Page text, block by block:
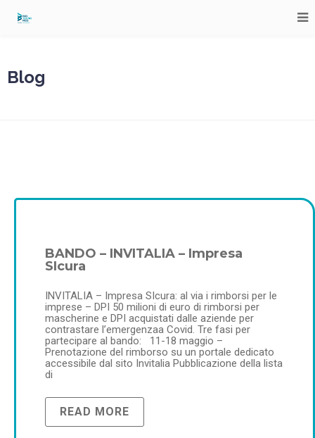
Blog
BANDO – INVITALIA – Impresa
SIcura
INVITALIA – Impresa SIcura: al via i rimborsi per le
imprese – DPI 50 milioni di euro di rimborsi per
mascherine e DPI acquistati dalle aziende per
contrastare l’emergenzaa Covid. Tre fasi per
partecipare al bando: 11-18 maggio –
Prenotazione del rimborso su un portale dedicato
accessibile dal sito Invitalia Pubblicazione della lista
di
READ MORE